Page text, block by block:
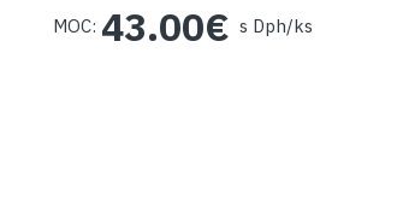
MOC: 43.00€ s Dph/ks